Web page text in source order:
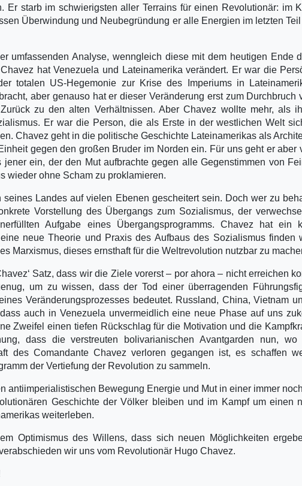
Er starb im schwierigsten aller Terrains für einen Revolutionär: im
Überwindung und Neubegründung er alle Energien im letzten
umfassenden Analyse, wenngleich diese mit dem heutigen Ende
hat Venezuela und Lateinamerika verändert. Er war die
totalen US-Hegemonie zur Krise des Imperiums in
aber genauso hat er dieser Veränderung erst zum Durchbruch
zu den alten Verhältnissen. Aber Chavez wollte mehr, als
Er war die Person, die als Erste in der westlichen Welt
Chavez geht in die politische Geschichte Lateinamerikas als
gegen den großen Bruder im Norden ein. Für uns geht er aber
ein, der den Mut aufbrachte gegen alle Gegenstimmen von
wieder ohne Scham zu proklamieren.
seines Landes auf vielen Ebenen gescheitert sein. Doch wer zu
Vorstellung des Übergangs zum Sozialismus, der
Aufgabe eines Übergangsprogramms. Chavez hat ein
neue Theorie und Praxis des Aufbaus des Sozialismus finden
Marxismus, dieses ernsthaft für die Weltrevolution nutzbar zu
Satz, dass wir die Ziele vorerst – por ahora – nicht erreichen
um zu wissen, dass der Tod einer überragenden
Veränderungsprozesses bedeutet. Russland, China, Vietnam
auch in Venezuela unvermeidlich eine neue Phase auf uns
Zweifel einen tiefen Rückschlag für die Motivation und die
dass die verstreuten bolivarianischen Avantgarden nun,
des Comandante Chavez verloren gegangen ist, es schaffen
der Vertiefung der Revolution zu sammeln.
antiimperialistischen Bewegung Energie und Mut in einer immer
Geschichte der Völker bleiben und im Kampf um einen
weiterleben.
Optimismus des Willens, dass sich neuen Möglichkeiten
wir uns vom Revolutionär Hugo Chavez.